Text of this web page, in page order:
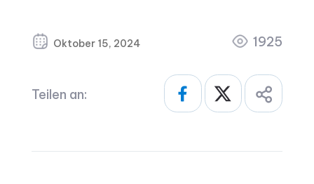
Oktober 15, 2024 1925
Teilen an: